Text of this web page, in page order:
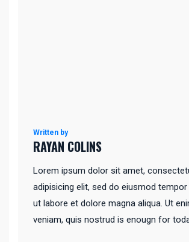
Written by
RAYAN COLINS
Lorem ipsum dolor sit amet,
adipisicing elit, sed do eiusmod
ut labore et dolore magna aliqua. Ut
veniam, quis nostrud is enougn for